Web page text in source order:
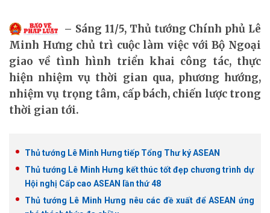
Sáng 11/5, Thủ tướng Chính phủ Lê
Minh Hưng chủ trì cuộc làm việc với Bộ Ngoại
giao về tình hình triển khai công tác, thực
hiện nhiệm vụ thời gian qua, phương hướng,
nhiệm vụ trọng tâm, cấp bách, chiến lược trong
thời gian tới.
Thủ tướng Lê Minh Hưng tiếp Tổng Thư ký ASEAN
Thủ tướng Lê Minh Hưng kết thúc tốt đẹp chương trình dự
Hội nghị Cấp cao ASEAN lần thứ 48
Thủ tướng Lê Minh Hưng nêu các đề xuất để ASEAN ứng